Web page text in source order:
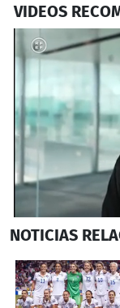
VIDEOS
seconds
2
minutes,
1
second
NOTICIAS